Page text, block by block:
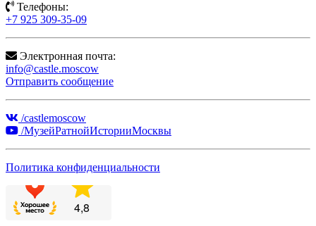
Телефоны:
+7 925 309-35-09
Электронная почта:
info@castle.moscow
Отправить сообщение
/castlemoscow
/МузейРатнойИсторииМосквы
Политика конфиденциальности